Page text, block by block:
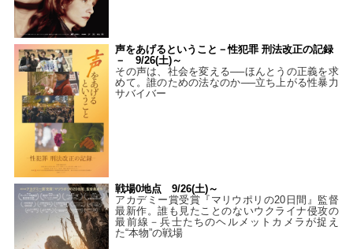
声をあげるということ－性犯罪 刑法改正の記録
－ 9/26(土)～
その声は、社会を変える──ほんとうの正義を求
めて。誰のための法なのか──立ち上がる性暴力
サバイバー
戦場0地点 9/26(土)～
アカデミー賞受賞『マリウポリの20日間』監督
最新作。誰も見たことのないウクライナ侵攻の
最前線－兵士たちのヘルメットカメラが捉え
た“本物”の戦場